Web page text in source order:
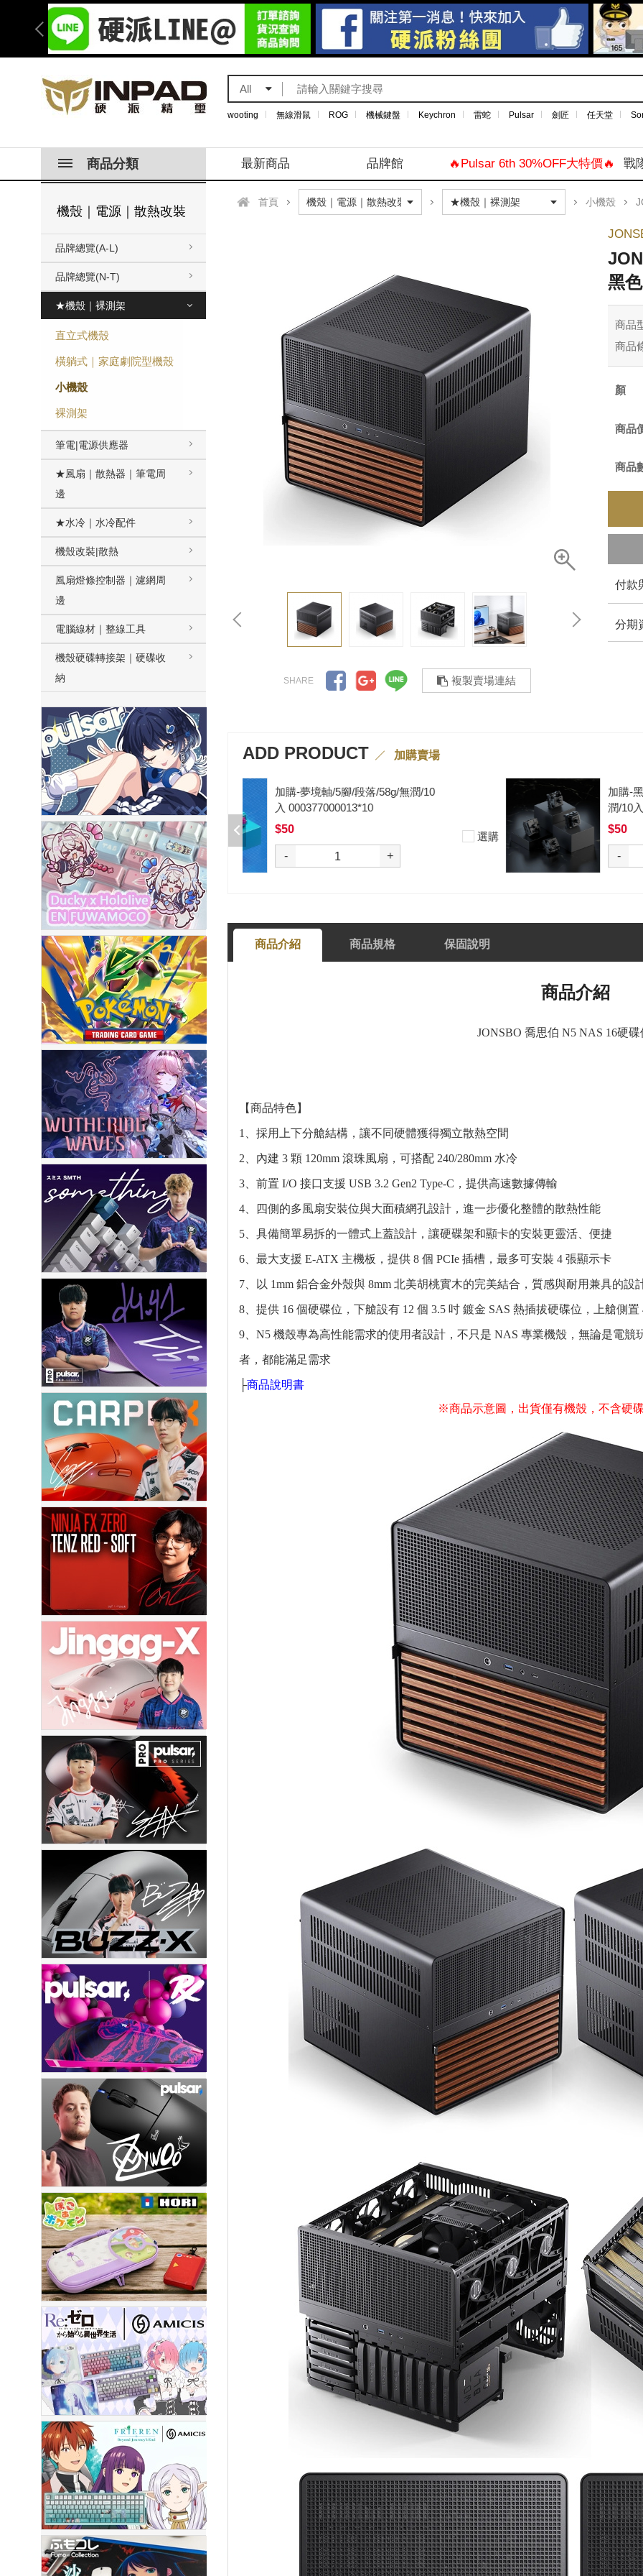
All
wooting 無線滑鼠 ROG 機械鍵盤 Keychron 雷蛇 Pulsar 劍匠 任天堂
商品分類 最新商品 品牌館 🔥Pulsar 6th 30%OFF大特價🔥 戰
機殼｜電源｜散熱改裝
品牌總覽(A-L)
品牌總覽(N-T)
★機殼｜裸測架
直立式機殼
橫躺式｜家庭劇院型機殼
小機殼
裸測架
筆電|電源供應器
★風扇｜散熱器｜筆電周
邊
★水冷｜水冷配件
機殼改裝|散熱
風扇燈條控制器｜濾網周
邊
電腦線材｜整線工具
機殼硬碟轉接架｜硬碟收
納
首頁 小機殼
複製賣場連結
黑色
商品
商品
商品
商品
付款
分期
ADD PRODUCT 加購賣場
加購-夢境軸/5腳/段落/58g/無潤/10
入 000377000013*10
$50
- +
選購
加購-黑武士軸V2/5腳/段落/62g/無
選購
商品介紹 商品規格 保固說明
商品介紹
JONSBO 喬思伯 N5 NAS 16硬
【商品特色】
1、採用上下分艙結構，讓不同硬體獲得獨立散熱空間
2、內建 3 顆 120mm 滾珠風扇，可搭配 240/280mm 水冷
3、前置 I/O 接口支援 USB 3.2 Gen2 Type-C，提供高速數據傳輸
4、四側的多風扇安裝位與大面積網孔設計，進一步優化整體的散熱性能
5、具備簡單易拆的一體式上蓋設計，讓硬碟架和顯卡的安裝更靈活、便捷
6、最大支援 E-ATX 主機板，提供 8 個 PCIe 插槽，最多可安裝 4 張顯示卡
7、以 1mm 鋁合金外殼與 8mm 北美胡桃實木的完美結合，質感與耐用兼具的設
8、提供 16 個硬碟位，下艙設有 12 個 3.5 吋 鍍金 SAS 熱插拔硬碟位，上艙側置
9、N5 機殼專為高性能需求的使用者設計，不只是 NAS 專業機殼，無論是電
者，都能滿足需求
├商品說明書
※商品示意圖，出貨僅有機殼，不含硬